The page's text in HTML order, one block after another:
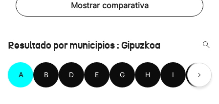
Mostrar comparativa
Resultado por municipios : Gipuzkoa
A B D E G H I L